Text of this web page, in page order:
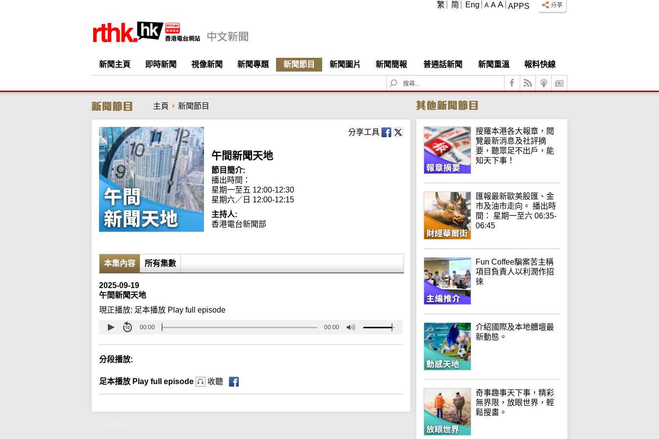
APPS
A A A
繁 简 Eng
新聞主頁 即時新聞 視像新聞 新聞專題 新聞節目 新聞圖片 新聞簡報 普通話新聞 新聞重溫
報料快線
S
e
c
h
主頁 新聞節目
分享工具
午間新聞天地
節目簡介:
播出時間：
星期一至五 12:00-12:30
星期六／日 12:00-12:15
主持人:
香港電台新聞部
本集內容 所有集數
2025-09-19
午間新聞天地
現正播放: 足本播放 Play full episode
00:00 00:00
分段播放:
足本播放 Play full episode 收聽
搜羅本港各大報章，閱
覽最新消息及社評摘
要，聽眾足不出戶，能
知天下事！
匯報最新歐美股匯、金
市及油市走向。 播出時
間： 星期一至六 06:35-
06:45
Fun Coffee騙案苦主稱
項目負責人以利潤作招
徠
介紹國際及本地體壇最
新動態。
奇事趣事天下事，精彩
無界限，放眼世界，輕
鬆搜畫。